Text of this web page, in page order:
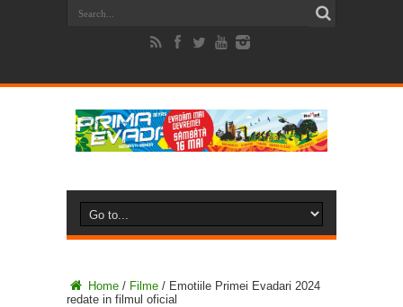
Home / Filme / Emotiile Primei Evadari 2024
redate in filmul oficial